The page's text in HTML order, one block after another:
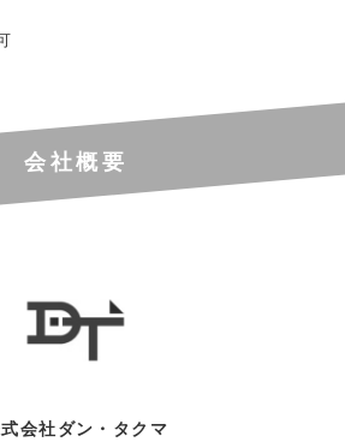
会社概要
会社ダン・タクマ